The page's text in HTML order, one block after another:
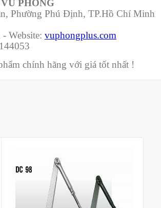
PHONG
Phường Phú Định, TP.Hồ Chí Minh
Website: vuphongplus.com
chính hãng với giá tốt nhất !
Mua hàng